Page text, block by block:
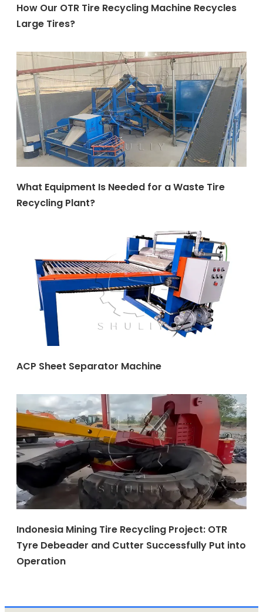
How Our OTR Tire Recycling Machine Recycles
Large Tires?
What Equipment Is Needed for a Waste Tire
Recycling Plant?
ACP Sheet Separator Machine
Indonesia Mining Tire Recycling Project: OTR
Tyre Debeader and Cutter Successfully Put into
Operation